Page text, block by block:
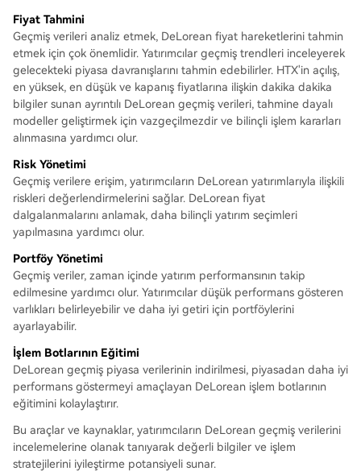
Fiyat Tahmini
Geçmiş verileri analiz etmek, DeLorean fiyat hareketlerini tahmin
etmek için çok önemlidir. Yatırımcılar geçmiş trendleri inceleyerek
gelecekteki piyasa davranışlarını tahmin edebilirler. HTX'in açılış,
en yüksek, en düşük ve kapanış fiyatlarına ilişkin dakika dakika
bilgiler sunan ayrıntılı DeLorean geçmiş verileri, tahmine dayalı
modeller geliştirmek için vazgeçilmezdir ve bilinçli işlem kararları
alınmasına yardımcı olur.
Risk Yönetimi
Geçmiş verilere erişim, yatırımcıların DeLorean yatırımlarıyla ilişkili
riskleri değerlendirmelerini sağlar. DeLorean fiyat
dalgalanmalarını anlamak, daha bilinçli yatırım seçimleri
yapılmasına yardımcı olur.
Portföy Yönetimi
Geçmiş veriler, zaman içinde yatırım performansının takip
edilmesine yardımcı olur. Yatırımcılar düşük performans gösteren
varlıkları belirleyebilir ve daha iyi getiri için portföylerini
ayarlayabilir.
İşlem Botlarının Eğitimi
DeLorean geçmiş piyasa verilerinin indirilmesi, piyasadan daha iyi
performans göstermeyi amaçlayan DeLorean işlem botlarının
eğitimini kolaylaştırır.
Bu araçlar ve kaynaklar, yatırımcıların DeLorean geçmiş verilerini
incelemelerine olanak tanıyarak değerli bilgiler ve işlem
stratejilerini iyileştirme potansiyeli sunar.